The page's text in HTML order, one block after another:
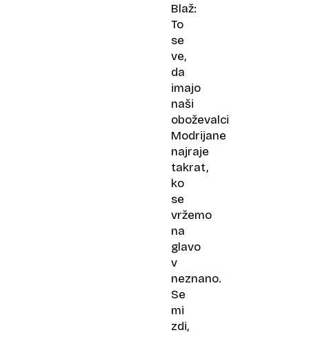
Blaž:
To
se
ve,
da
imajo
naši
oboževalci
Modrijane
najraje
takrat,
ko
se
vržemo
na
glavo
v
neznano.
Se
mi
zdi,